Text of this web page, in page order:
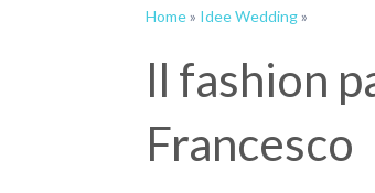
Home» Idee Wedding»
Il fashion
Francesco